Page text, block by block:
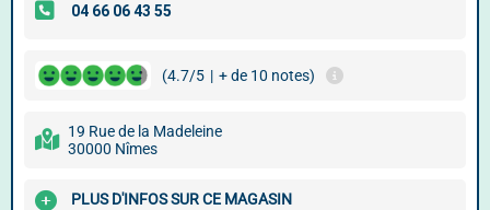
(4.7/5 | + de 10 notes)
19 Rue de la Madeleine
30000 Nîmes
PLUS D'INFOS SUR CE MAGASIN